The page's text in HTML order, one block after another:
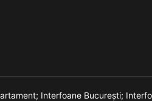
Interfoane București;